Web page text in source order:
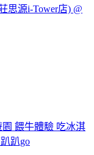
思源i-Tower店) @
餵牛體驗 吃冰淇
趴go